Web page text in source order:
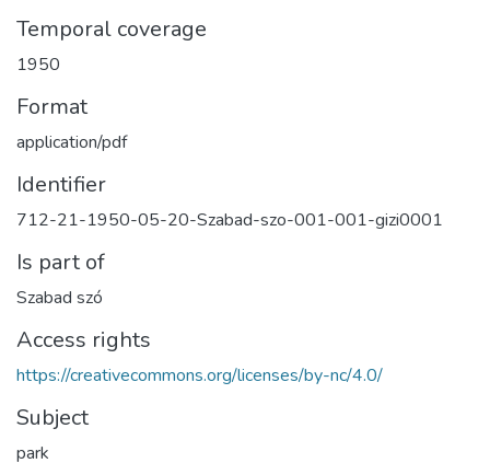
Temporal coverage
1950
Format
application/pdf
Identifier
712-21-1950-05-20-Szabad-szo-001-001-gizi0001
Is part of
Szabad szó
Access rights
https://creativecommons.org/licenses/by-nc/4.0/
Subject
park